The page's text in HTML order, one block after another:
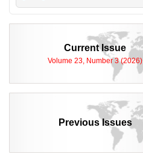
Current Issue
Volume 23, Number 3 (2026)
Previous Issues